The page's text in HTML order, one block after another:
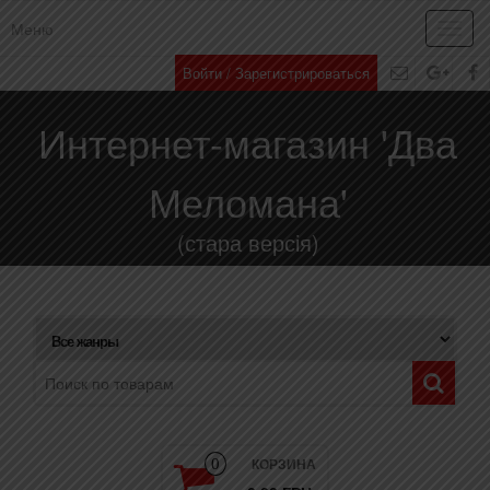
Меню
Войти / Зарегистрироваться
Интернет-магазин 'Два
Меломана'
(стара версія)
0 КОРЗИНА